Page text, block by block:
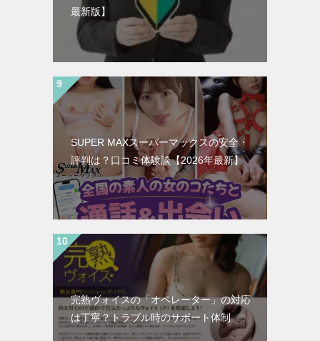
最新版】
SUPER MAXスーパーマックスの安全・
評判は？口コミ体験談【2026年最新】
完熟ヴォイスの「オペレーター」の対応
は丁寧？トラブル時のサポート体制